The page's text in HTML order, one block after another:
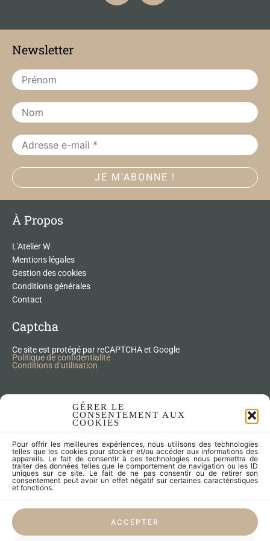
GÉRER LE
CONSENTEMENT AUX
COOKIES
Pour offrir les meilleures expériences, nous utilisons des technologies
telles que les cookies pour stocker et/ou accéder aux informations des
appareils. Le fait de consentir à ces technologies nous permettra de
traiter des données telles que le comportement de navigation ou les ID
uniques sur ce site. Le fait de ne pas consentir ou de retirer son
consentement peut avoir un effet négatif sur certaines caractéristiques
et fonctions.
ACCEPTER
e
o
k
t
r
a
m
À Propos
L'Atelier W
Mentions légales
Gestion des cookies
Conditions générales
Contact
Captcha
Ce site est protégé par reCAPTCHA et Google
Politique de confidentialité
Conditions d’utilisation
Nos Produits Upcycling
Articles zéro déchet
Fleurs séchées
Lampes
Meubles
Objets
Univers de l'enfant
Vaisselle
Newsletter